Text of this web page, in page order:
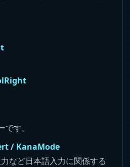
す。
/ KanaMode
など日本語入力に関係する